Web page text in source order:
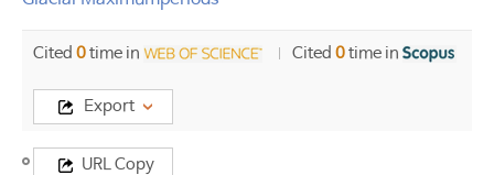
Cited 0time in Cited 0time in
Export
URL Copy
Title